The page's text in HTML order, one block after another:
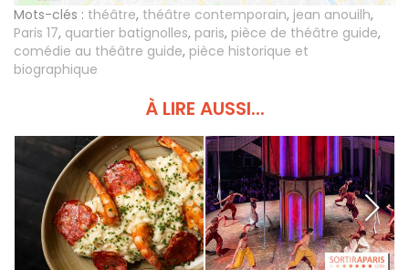
Mots-clés : théâtre, théâtre contemporain, jean anouilh,
Paris 17, quartier batignolles, paris, pièce de théâtre guide,
comédie au théâtre guide, pièce historique et
biographique
À LIRE AUSSI...